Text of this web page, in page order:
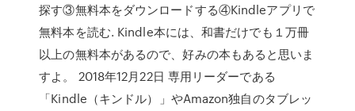
探す③無料本をダウンロードする④Kindleアプリで
無料本を読む. Kindle本には、和書だけでも１万冊
以上の無料本があるので、好みの本もあると思いま
すよ。 2018年12月22日 専用リーダーである
「Kindle（キンドル）」やAmazon独自のタブレッ